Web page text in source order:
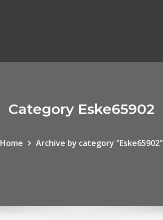
Category Eske65902
Home Archive by category "Eske65902"